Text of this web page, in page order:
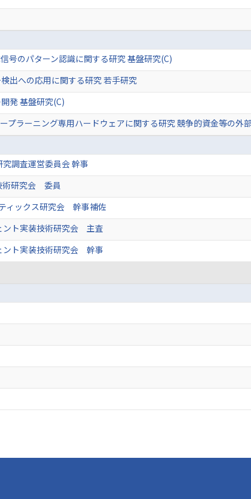
号のパターン認識に関する研究 基盤研究(C)
出への応用に関する研究 若手研究
発 基盤研究(C)
プラーニング専用ハードウェアに関する研究 競争的資金等の外
調査運営委員会 幹事
術研究会 委員
ィックス研究会 幹事補佐
ント実装技術研究会 主査
ント実装技術研究会 幹事